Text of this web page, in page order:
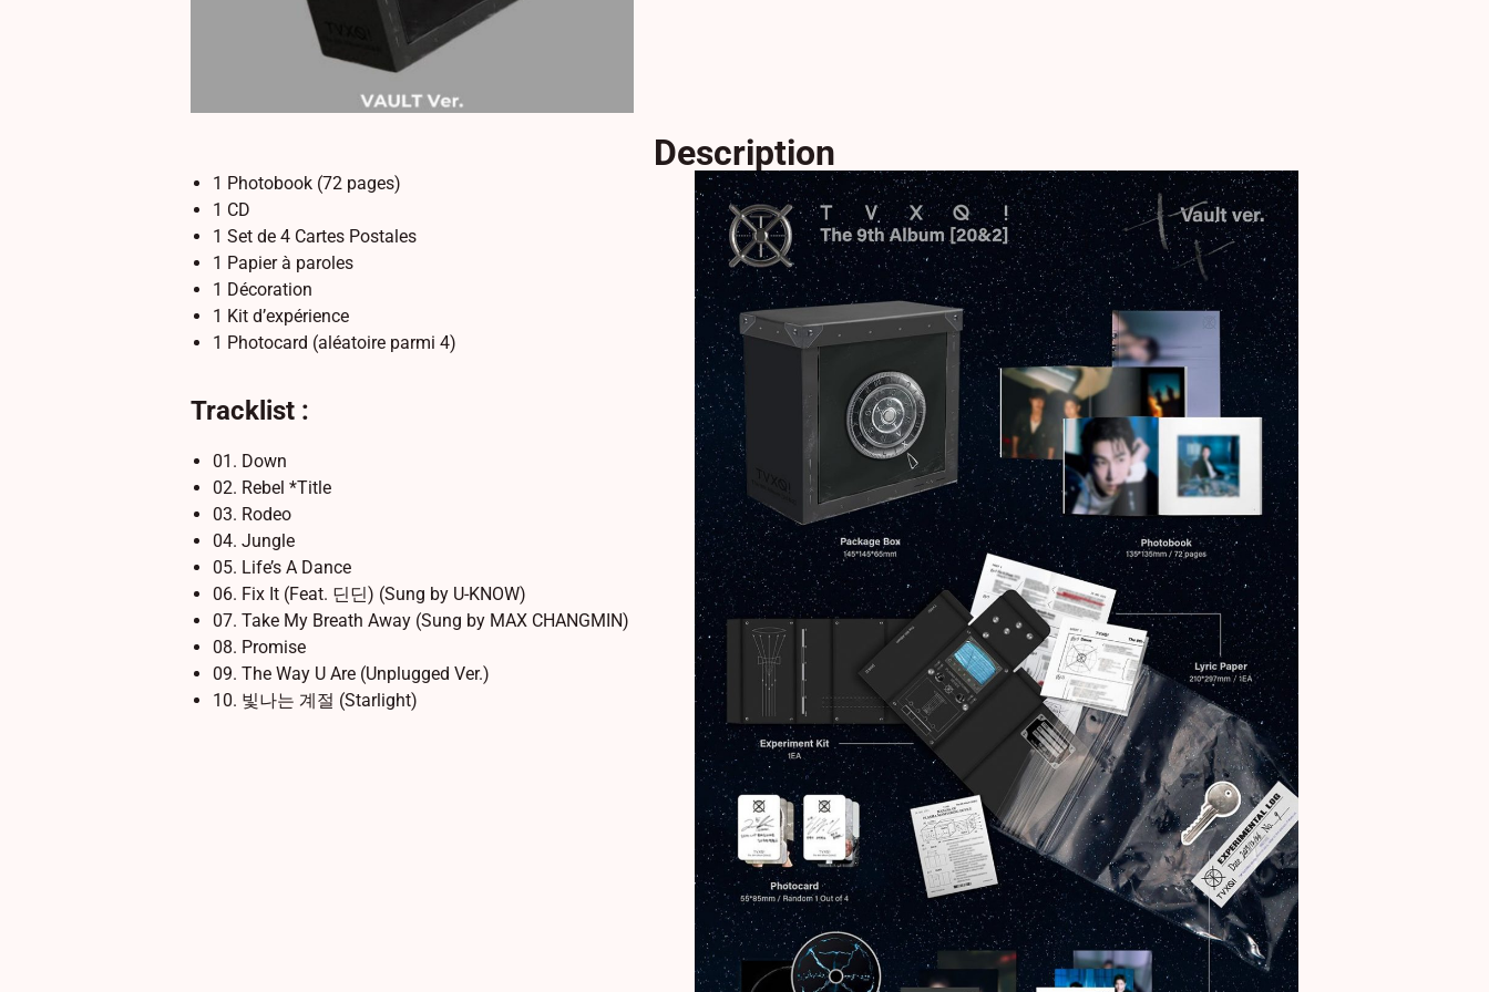
Description
1 Photobook (72 pages)
1 CD
1 Set de 4 Cartes Postales
1 Papier à paroles
1 Décoration
1 Kit d’expérience
1 Photocard (aléatoire parmi 4)
Tracklist :
01. Down
02. Rebel *Title
03. Rodeo
04. Jungle
05. Life’s A Dance
06. Fix It (Feat. 딘딘) (Sung by U-KNOW)
07. Take My Breath Away (Sung by MAX CHANGMIN)
08. Promise
09. The Way U Are (Unplugged Ver.)
10. 빛나는 계절 (Starlight)